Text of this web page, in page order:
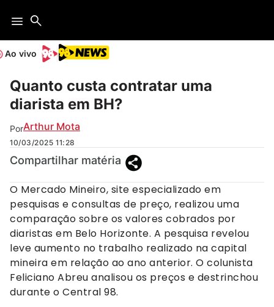
Ao vivo
Quanto custa contratar uma
diarista em BH?
PorArthur Mota
10/03/2025 11:28
Compartilhar matéria
O Mercado Mineiro, site especializado em
pesquisas e consultas de preço, realizou uma
comparação sobre os valores cobrados por
diaristas em Belo Horizonte. A pesquisa revelou
leve aumento no trabalho realizado na capital
mineira em relação ao ano anterior. O colunista
Feliciano Abreu analisou os preços e destrinchou
durante o Central 98.